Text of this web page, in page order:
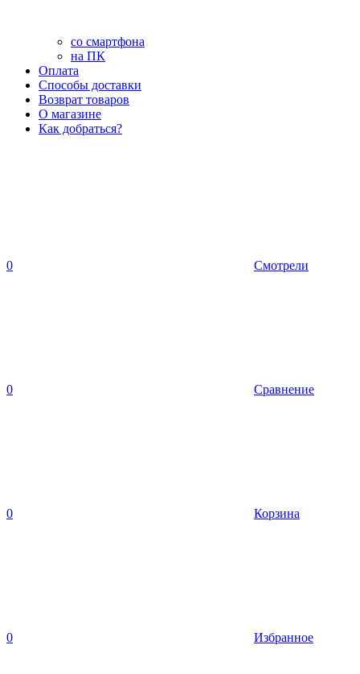
со смартфона
на ПК
Оплата
Способы доставки
Возврат товаров
О магазине
Как добраться?
0 Смотрели
0 Сравнение
0 Корзина
0 Избранное